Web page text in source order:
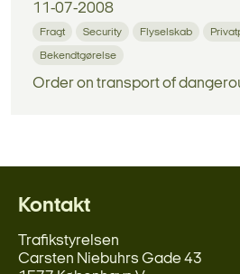
11-07-2008
Fragt Security Flyselskab
Bekendtgørelse
Order on transport of
Kontakt
Trafikstyrelsen
Carsten Niebuhrs Gade 43